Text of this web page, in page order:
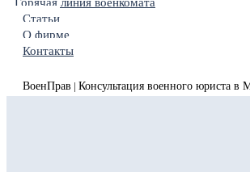
Статьи
О фирме
Контакты
ВоенПрав Консультация военного юриста в